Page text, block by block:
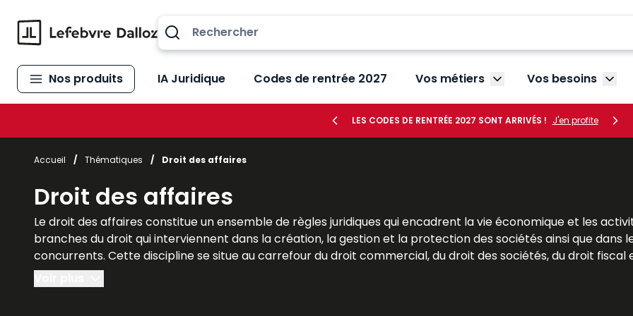
Nos produits IA Juridique Codes de rentrée 2027 Vos métiers Afficher le sous-menu
Vos besoins
LES CODES DE RENTRÉE 2027 SONT ARRIVÉS ! J'en profite
Accueil / Thématiques / Droit des affaires
Droit des affaires
Le droit des affaires constitue un ensemble de règles juridiques qui encadrent la vie économique et les
branches du droit qui interviennent dans la création, la gestion et la protection des sociétés ainsi que dans
concurrents. Cette discipline se situe au carrefour du droit commercial, du droit des sociétés, du droit
indispensable à la compréhension du monde des affaires. Pour les étudiants, le droit des affaires est une
interactions entre différentes spécialités juridiques. Pour les praticiens et les dirigeants, il s’agit d’un outil